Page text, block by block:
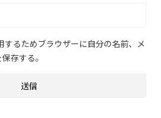
するためブラウザーに自分の名前、メ
存する。